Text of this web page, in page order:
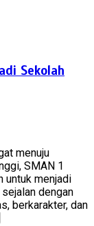
Sekolah
menuju
SMAN 1
untuk menjadi
dengan
berkarakter, dan